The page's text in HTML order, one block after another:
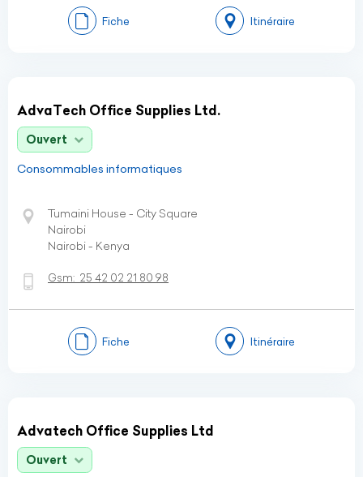
Fiche Itinéraire
AdvaTech Office Supplies Ltd.
Ouvert
Consommables informatiques
Tumaini House - City Square
Nairobi
Nairobi - Kenya
Gsm: 25 42 02 21 80 98
Fiche Itinéraire
Advatech Office Supplies Ltd
Ouvert